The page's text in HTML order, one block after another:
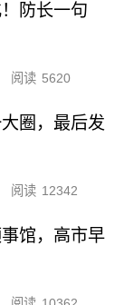
防长一句
阅读 5620
圈，最后发
阅读 12342
馆，高市早